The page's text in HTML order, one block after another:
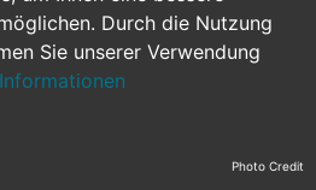
Durch die Nutzung
Sie unserer Verwendung
Sekretariat
Nebenjobs
duale Ausbildung Photo Credit